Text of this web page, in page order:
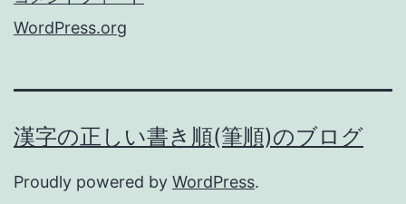
WordPress.org
漢字の正しい書き順(筆順)のブログ
Proudly powered by WordPress.